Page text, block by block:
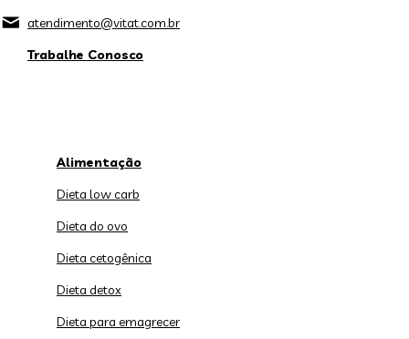
atendimento@vitat.com.br
Trabalhe Conosco
Alimentação
Dieta low carb
Dieta do ovo
Dieta cetogênica
Dieta detox
Dieta para emagrecer